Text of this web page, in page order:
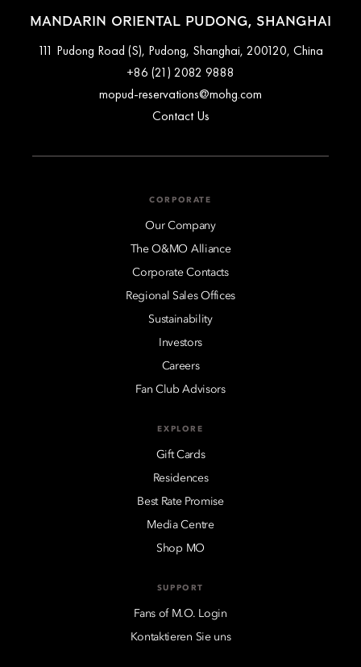
MANDARIN ORIENTAL PUDONG, SHANGHAI
111 Pudong Road (S), Pudong, Shanghai, 200120, China
+86 (21) 2082 9888
mopud-reservations@mohg.com
Contact Us
CORPORATE
Our Company
The O&MO Alliance
Corporate Contacts
Regional Sales Offices
Sustainability
Investors
Careers
Fan Club Advisors
EXPLORE
Gift Cards
Residences
Best Rate Promise
Media Centre
Shop MO
SUPPORT
Fans of M.O. Login
Kontaktieren Sie uns